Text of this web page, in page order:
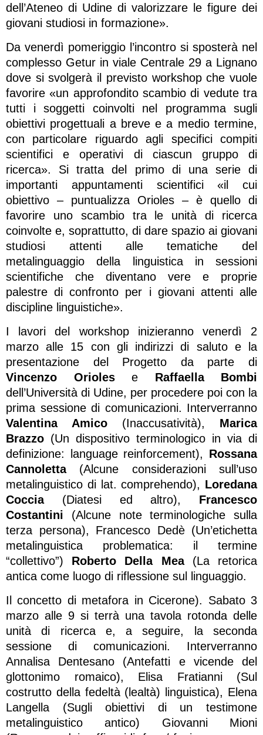
dell’Ateneo di Udine di valorizzare le figure dei
giovani studiosi in formazione».
Da venerdì pomeriggio l’incontro si sposterà nel
complesso Getur in viale Centrale 29 a Lignano
dove si svolgerà il previsto workshop che vuole
favorire «un approfondito scambio di vedute tra
tutti i soggetti coinvolti nel programma sugli
obiettivi progettuali a breve e a medio termine,
con particolare riguardo agli specifici compiti
scientifici e operativi di ciascun gruppo di
ricerca». Si tratta del primo di una serie di
importanti appuntamenti scientifici «il cui
obiettivo – puntualizza Orioles – è quello di
favorire uno scambio tra le unità di ricerca
coinvolte e, soprattutto, di dare spazio ai giovani
studiosi attenti alle tematiche del
metalinguaggio della linguistica in sessioni
scientifiche che diventano vere e proprie
palestre di confronto per i giovani attenti alle
discipline linguistiche».
I lavori del workshop inizieranno venerdì 2
marzo alle 15 con gli indirizzi di saluto e la
presentazione del Progetto da parte di
Vincenzo Oriolese Raffaella Bombi
dell’Università di Udine, per procedere poi con la
prima sessione di comunicazioni. Interverranno
Valentina Amico (Inaccusatività), Marica
Brazzo (Un dispositivo terminologico in via di
definizione: language reinforcement), Rossana
Cannoletta(Alcune considerazioni sull’uso
metalinguistico di lat. comprehendo), Loredana
Coccia(Diatesi ed altro), Francesco
Costantini (Alcune note terminologiche sulla
terza persona), Francesco Dedè (Un’etichetta
metalinguistica problematica: il termine
“collettivo”) Roberto Della Mea(La retorica
antica come luogo di riflessione sul linguaggio.
Il concetto di metafora in Cicerone). Sabato 3
marzo alle 9 si terrà una tavola rotonda delle
unità di ricerca e, a seguire, la seconda
sessione di comunicazioni. Interverranno
Annalisa Dentesano (Antefatti e vicende del
glottonimo romaico), Elisa Fratianni (Sul
costrutto della fedeltà (lealtà) linguistica), Elena
Langella (Sugli obiettivi di un testimone
metalinguistico antico) Giovanni Mioni